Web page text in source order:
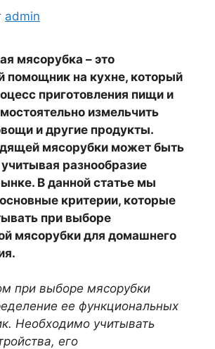
admin
мясорубка – это
помощник на кухне, который
приготовления пищи и
измельчить
и другие продукты.
мясорубки может быть
учитывая разнообразие
В данной статье мы
критерии, которые
при выборе
мясорубки для домашнего
при выборе мясорубки
ее функциональных
Необходимо учитывать
его